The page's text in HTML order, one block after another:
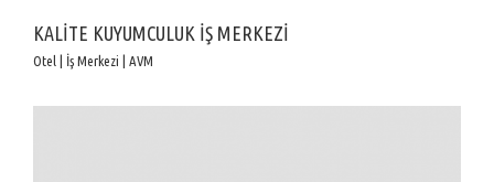
KALİTE KUYUMCULUK İŞ MERKEZİ
Otel | İş Merkezi | AVM